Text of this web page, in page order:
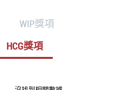
WIP獎項
HCG獎項